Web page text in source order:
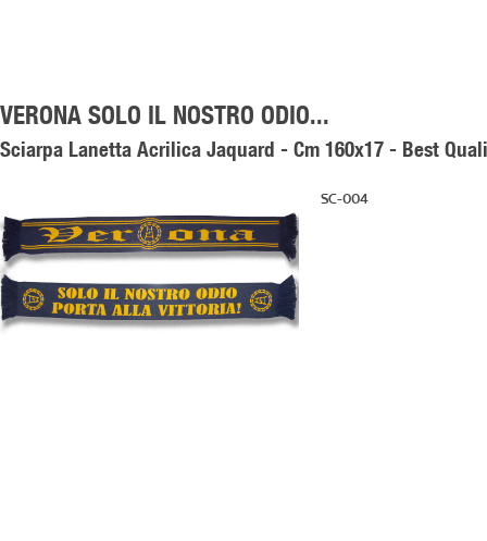
VERONA SOLO IL NOSTRO ODIO...
Sciarpa Lanetta Acrilica Jaquard - Cm 160x17 - Best
SC-004